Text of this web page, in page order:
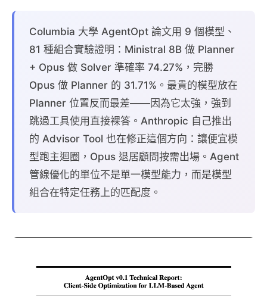
Columbia 大學 AgentOpt 論文用 9 個模型、
81 種組合實驗證明：Ministral 8B 做 Planner
+ Opus 做 Solver 準確率 74.27%，完勝
Opus 做 Planner 的 31.71%。最貴的模型放在
Planner 位置反而最差——因為它太強，強到
跳過工具使用直接裸答。Anthropic 自己推出
的 Advisor Tool 也在修正這個方向：讓便宜模
型跑主迴圈，Opus 退居顧問按需出場。Agent
管線優化的單位不是單一模型能力，而是模型
組合在特定任務上的匹配度。